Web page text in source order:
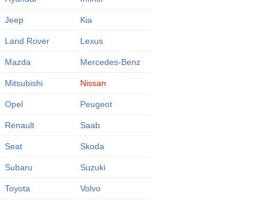
Jeep Kia
Land Rover Lexus
Mazda Mercedes-Benz
Mitsubishi Nissan
Opel Peugeot
Renault Saab
Seat Skoda
Subaru Suzuki
Toyota Volvo